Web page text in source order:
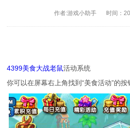
作者:游戏小助手 时间：
4399美食大战老鼠活动系统
你可以在屏幕右上角找到“美食活动”的按